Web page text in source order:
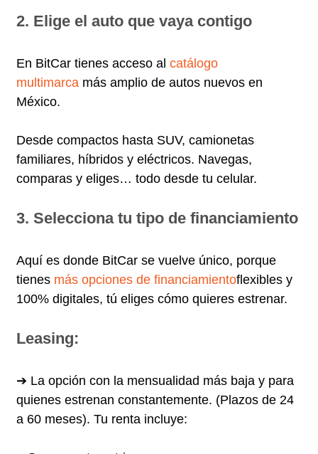
2. Elige el auto que vaya contigo
En BitCar tienes acceso al catálogo
multimarca más amplio de autos nuevos en
México.
Desde compactos hasta SUV, camionetas
familiares, híbridos y eléctricos. Navegas,
comparas y eliges… todo desde tu celular.
3. Selecciona tu tipo de financiamiento
Aquí es donde BitCar se vuelve único, porque
tienes más opciones de financiamientoflexibles y
100% digitales, tú eliges cómo quieres estrenar.
Leasing:
➔ La opción con la mensualidad más baja y para
quienes estrenan constantemente. (Plazos de 24
a 60 meses). Tu renta incluye: